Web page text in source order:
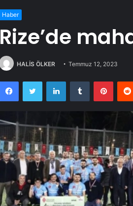
Haber
Rize’de
HALİS ÖLKER Temmuz 12, 2023
FacebookTwitter LinkedInTumblr